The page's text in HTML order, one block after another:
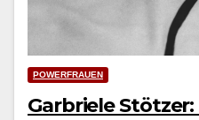
POWERFRAUEN
Garbriele